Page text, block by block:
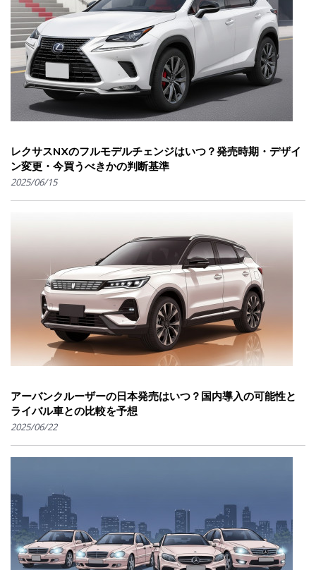
レクサスNXのフルモデルチェンジはいつ？発売時期・デザイ
ン変更・今買うべきかの判断基準
2025/06/15
アーバンクルーザーの日本発売はいつ？国内導入の可能性と
ライバル車との比較を予想
2025/06/22